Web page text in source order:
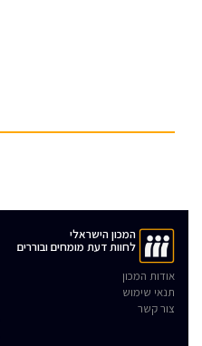
המכון הישראלי
לחוות דעת מומחים ובוררים
אודות המכון
תנאי שימוש
צור קשר